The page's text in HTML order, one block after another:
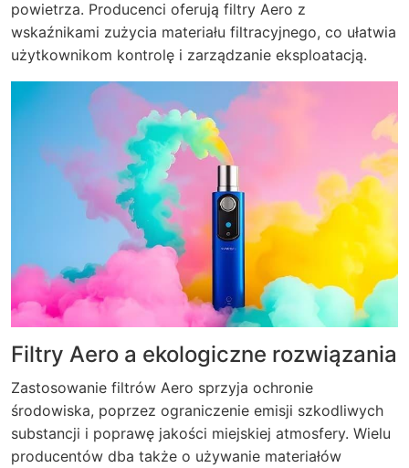
powietrza. Producenci oferują filtry Aero z
wskaźnikami zużycia materiału filtracyjnego, co ułatwia
użytkownikom kontrolę i zarządzanie eksploatacją.
Filtry Aero a ekologiczne rozwiązania
Zastosowanie filtrów Aero sprzyja ochronie
środowiska, poprzez ograniczenie emisji szkodliwych
substancji i poprawę jakości miejskiej atmosfery. Wielu
producentów dba także o używanie materiałów